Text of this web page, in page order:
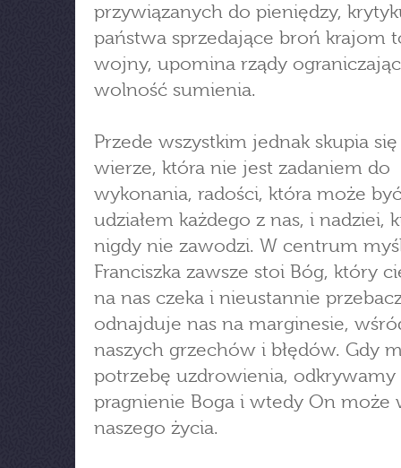
przywiązanych do pieniędzy,
państwa sprzedające broń krajom
wojny, upomina rządy
wolność sumienia.
Przede wszystkim jednak skupia
wierze, która nie jest zadaniem do
wykonania, radości, która może być
udziałem każdego z nas, i nadziei,
nigdy nie zawodzi. W centrum
Franciszka zawsze stoi Bóg, który
na nas czeka i nieustannie
odnajduje nas na marginesie,
naszych grzechów i błędów. Gdy
potrzebę uzdrowienia, odkrywamy
pragnienie Boga i wtedy On może
naszego życia.